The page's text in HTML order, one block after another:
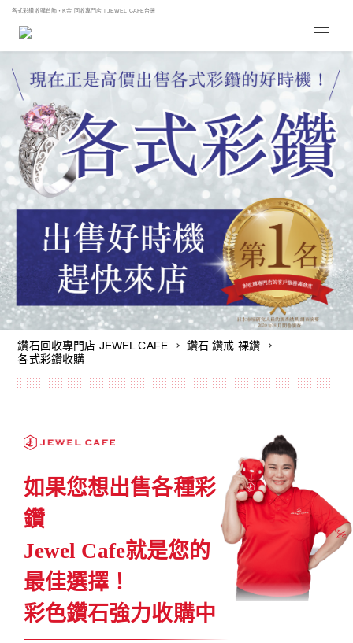
各式彩鑽收購首飾・K金 回收專門店 | JEWEL CAFE台灣
鑽石回收專門店 JEWEL CAFE
鑽石 鑽戒 裸鑽
各式彩鑽收購
如果您想出售各種彩
鑽
Jewel Cafe就是您的
最佳選擇！
彩色鑽石強力收購中